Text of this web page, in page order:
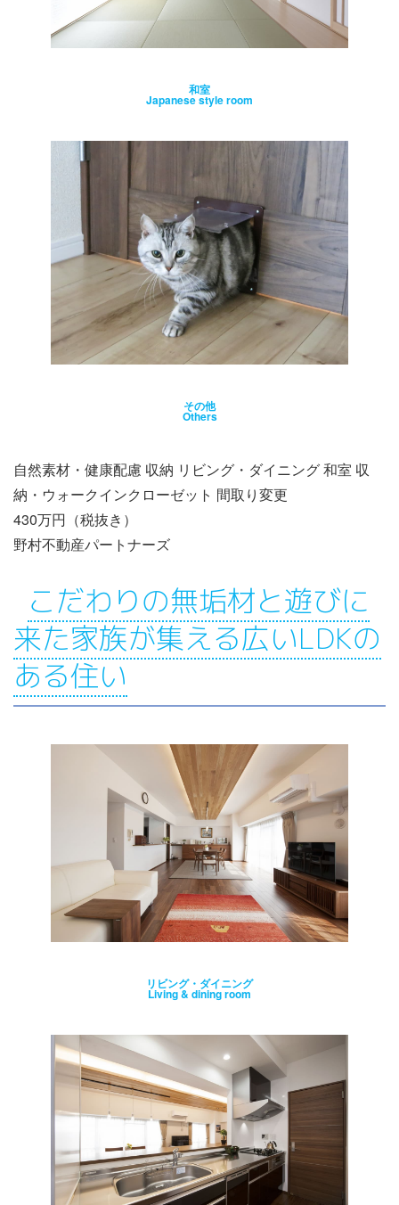
和室
Japanese style room
その他
Others
自然素材・健康配慮 収納 リビング・ダイニング 和室 収
納・ウォークインクローゼット 間取り変更
430万円（税抜き）
野村不動産パートナーズ
こだわりの無垢材と遊びに
来た家族が集える広いLDKの
ある住い
リビング・ダイニング
Living & dining room